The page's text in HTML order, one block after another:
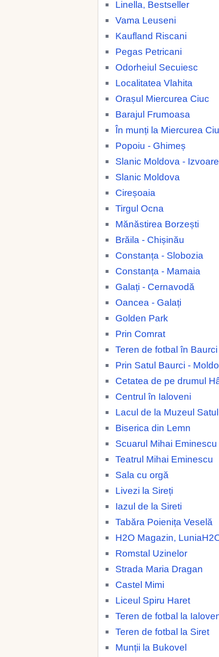
Linella, Bestseller
Vama Leuseni
Kaufland Riscani
Pegas Petricani
Odorheiul Secuiesc
Localitatea Vlahita
Orașul Miercurea Ciuc
Barajul Frumoasa
În munți la Miercurea
Popoiu - Ghimeș
Slanic Moldova - Izvoare
Slanic Moldova
Cireșoaia
Tirgul Ocna
Mănăstirea Borzești
Brăila - Chișinău
Constanța - Slobozia
Constanța - Mamaia
Galați - Cernavodă
Oancea - Galați
Golden Park
Prin Comrat
Teren de fotbal în
Prin Satul Baurci -
Cetatea de pe drumul
Centrul în Ialoveni
Lacul de la Muzeul
Biserica din Lemn
Scuarul Mihai Eminescu
Teatrul Mihai Eminescu
Sala cu orgă
Livezi la Sireți
Iazul de la Sireti
Tabăra Poienița Veselă
H2O Magazin,
Romstal Uzinelor
Strada Maria Dragan
Castel Mimi
Liceul Spiru Haret
Teren de fotbal la
Teren de fotbal la Siret
Munții la Bukovel